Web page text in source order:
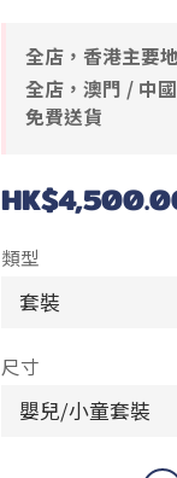
全店，香港主要
全店，澳門 / 中
免費送貨
類型
尺寸